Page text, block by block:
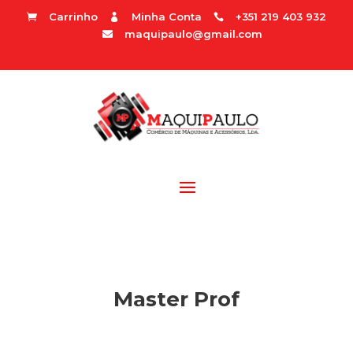
 Carrinho  Minha Conta  +351 219 403 932
 maquipaulo@gmail.com
Master Prof